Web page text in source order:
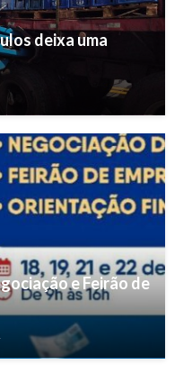
deixa uma
e Feirão de